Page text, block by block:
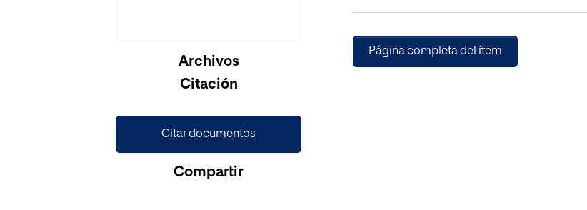
Archivos
Citación
Citar documentos
Compartir
Página completa del ítem